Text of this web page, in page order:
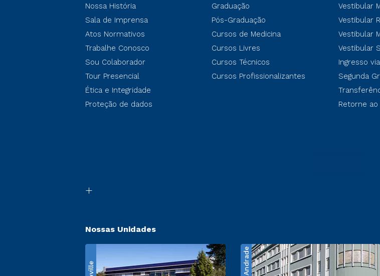
Nossa História
Sala de Imprensa
Atos Normativos
Trabalhe Conosco
Sou Colaborador
Tour Presencial
Ética e Integridade
Proteção de dados
Graduação
Pós-Graduação
Cursos de Medicina
Cursos Livres
Cursos Técnicos
Cursos Profissionalizantes
Vestibular
Vestibular
Vestibular
Vestibular
Ingresso
Segunda
Retorne ao
Nossas Unidades